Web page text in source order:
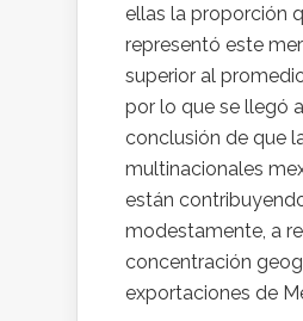
ellas la proporción
representó este
superior al
por lo que se llegó
conclusión de que
multinacionales
están
modestamente, a
concentración
exportaciones de